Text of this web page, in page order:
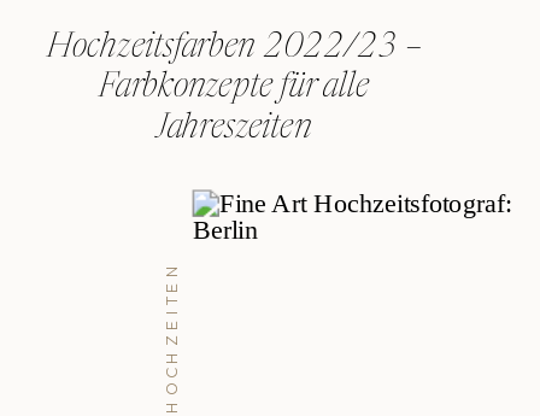
Hochzeitsfarben 2022/23 –
Farbkonzepte für alle
Jahreszeiten
HOCHZEITEN